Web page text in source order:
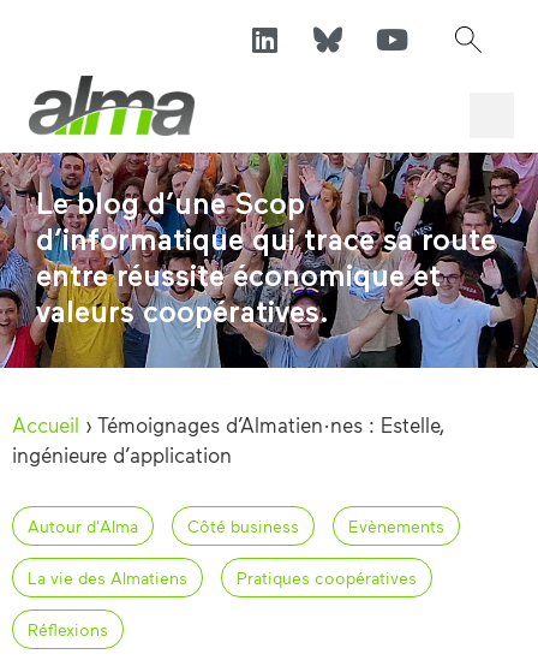
Le blog d’une Scop
d’informatique qui trace sa route
entre réussite économique et
valeurs coopératives.
Accueil › Témoignages d’Almatien·nes : Estelle,
ingénieure d’application
Autour d'Alma Côté business Evènements
La vie des Almatiens Pratiques coopératives
Réflexions